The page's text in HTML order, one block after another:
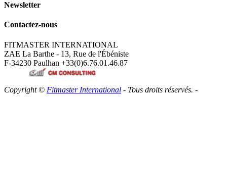
Newsletter
Contactez-nous
FITMASTER INTERNATIONAL
ZAE La Barthe - 13, Rue de l'Ébéniste
F-34230 Paulhan +33(0)6.76.01.46.87
Copyright © Fitmaster International - Tous droits réservés. -